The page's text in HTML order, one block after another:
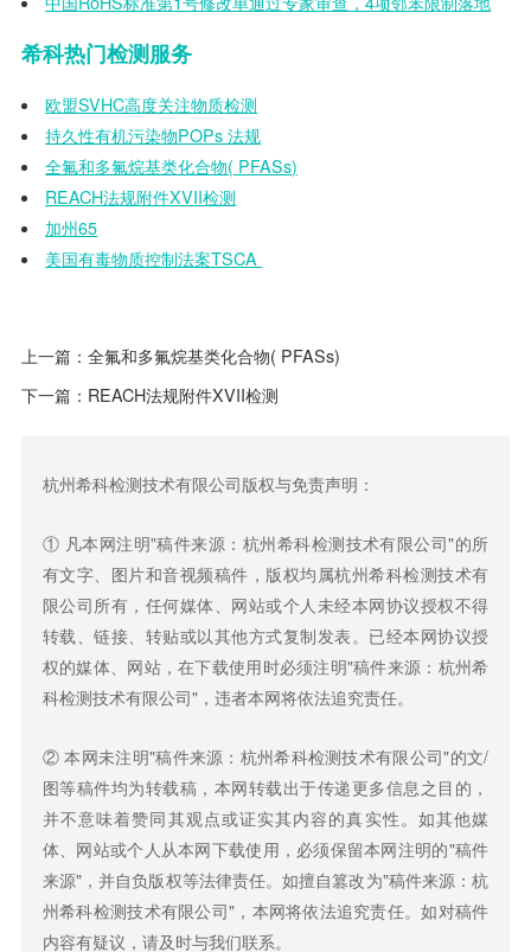
希科热门检测服务
欧盟SVHC高度关注物质检测
持久性有机污染物POPs 法规
全氟和多氟烷基类化合物( PFASs)
REACH法规附件XVII检测
加州65
美国有毒物质控制法案TSCA
上一篇： 全氟和多氟烷基类化合物( PFASs)
下一篇： REACH法规附件XVII检测
杭州希科检测技术有限公司版权与免责声明：
① 凡本网注明"稿件来源：杭州希科检测技术有限公司"的所
有文字、图片和音视频稿件，版权均属杭州希科检测技术有
限公司所有，任何媒体、网站或个人未经本网协议授权不得
转载、链接、转贴或以其他方式复制发表。已经本网协议授
权的媒体、网站，在下载使用时必须注明"稿件来源：杭州希
科检测技术有限公司"，违者本网将依法追究责任。
② 本网未注明"稿件来源：杭州希科检测技术有限公司"的文/
图等稿件均为转载稿，本网转载出于传递更多信息之目的，
并不意味着赞同其观点或证实其内容的真实性。如其他媒
体、网站或个人从本网下载使用，必须保留本网注明的"稿件
来源"，并自负版权等法律责任。如擅自篡改为"稿件来源：杭
州希科检测技术有限公司"，本网将依法追究责任。如对稿件
内容有疑议，请及时与我们联系。